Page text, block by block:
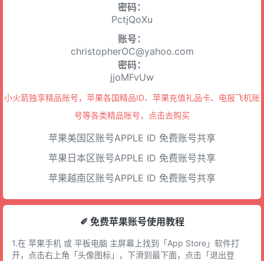
密码：
PctjQoXu
账号：
christopherOC@yahoo.com
密码：
jjoMFvUw
小火箭独享精品账号，苹果各国精品ID、苹果充值礼品卡、电报飞机账
号等各类精品账号，
点击去购买
苹果美国区账号APPLE ID 免费账号共享
苹果日本区账号APPLE ID 免费账号共享
苹果越南区账号APPLE ID 免费账号共享
✐ 免费苹果账号使用教程
1.在 苹果手机 或 平板电脑 主屏幕上找到「App Store」软件打
开，点击右上角「头像图标」，下滑到最下面，点击「退出登